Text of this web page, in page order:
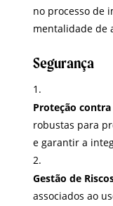
no processo de
mentalidade de
Segurança
Proteção contra
robustas para
e garantir a
Gestão de
associados ao